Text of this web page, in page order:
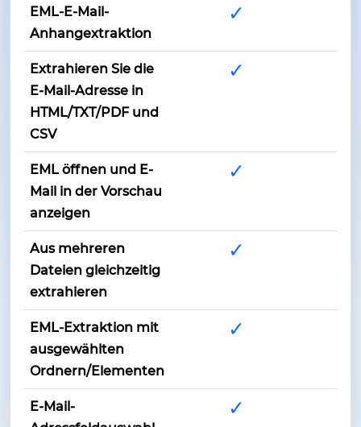
EML-E-Mail-
Anhangextraktion
✓
Extrahieren Sie die
E-Mail-Adresse in
HTML/TXT/PDF und
CSV
✓
EML öffnen und E-
Mail in der Vorschau
anzeigen
✓
Aus mehreren
Dateien gleichzeitig
extrahieren
✓
EML-Extraktion mit
ausgewählten
Ordnern/Elementen
✓
E-Mail-
✓